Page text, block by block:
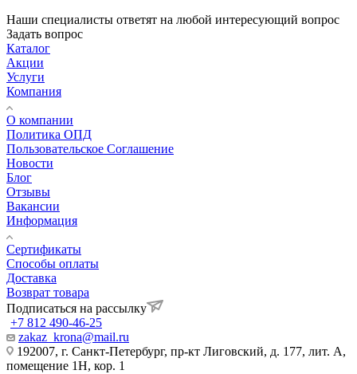
Наши специалисты ответят на любой интересующий вопрос
Задать вопрос
Каталог
Акции
Услуги
Компания
О компании
Политика ОПД
Пользовательское Соглашение
Новости
Блог
Отзывы
Вакансии
Информация
Сертификаты
Способы оплаты
Доставка
Возврат товара
Подписаться на рассылку
+7 812 490-46-25
zakaz_krona@mail.ru
192007, г. Санкт-Петербург, пр-кт Лиговский, д. 177, лит. А,
помещение 1Н, кор. 1